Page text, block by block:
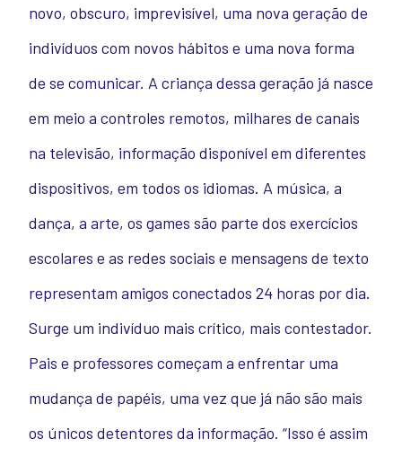
novo, obscuro, imprevisível, uma nova geração de
indivíduos com novos hábitos e uma nova forma
de se comunicar. A criança dessa geração já nasce
em meio a controles remotos, milhares de canais
na televisão, informação disponível em diferentes
dispositivos, em todos os idiomas. A música, a
dança, a arte, os games são parte dos exercícios
escolares e as redes sociais e mensagens de texto
representam amigos conectados 24 horas por dia.
Surge um indivíduo mais crítico, mais contestador.
Pais e professores começam a enfrentar uma
mudança de papéis, uma vez que já não são mais
os únicos detentores da informação. “Isso é assim